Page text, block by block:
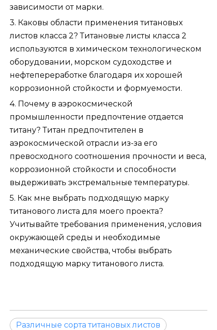
зависимости от марки.
3. Каковы области применения титановых
листов класса 2? Титановые листы класса 2
используются в химическом технологическом
оборудовании, морском судоходстве и
нефтепереработке благодаря их хорошей
коррозионной стойкости и формуемости.
4. Почему в аэрокосмической
промышленности предпочтение отдается
титану? Титан предпочтителен в
аэрокосмической отрасли из-за его
превосходного соотношения прочности и веса,
коррозионной стойкости и способности
выдерживать экстремальные температуры.
5. Как мне выбрать подходящую марку
титанового листа для моего проекта?
Учитывайте требования применения, условия
окружающей среды и необходимые
механические свойства, чтобы выбрать
подходящую марку титанового листа.
Различные сорта титановых листов